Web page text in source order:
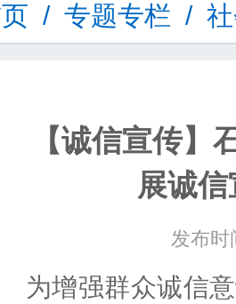
/ 专题专栏 /
【诚信宣传】
展诚
发布时
为增强群众诚信